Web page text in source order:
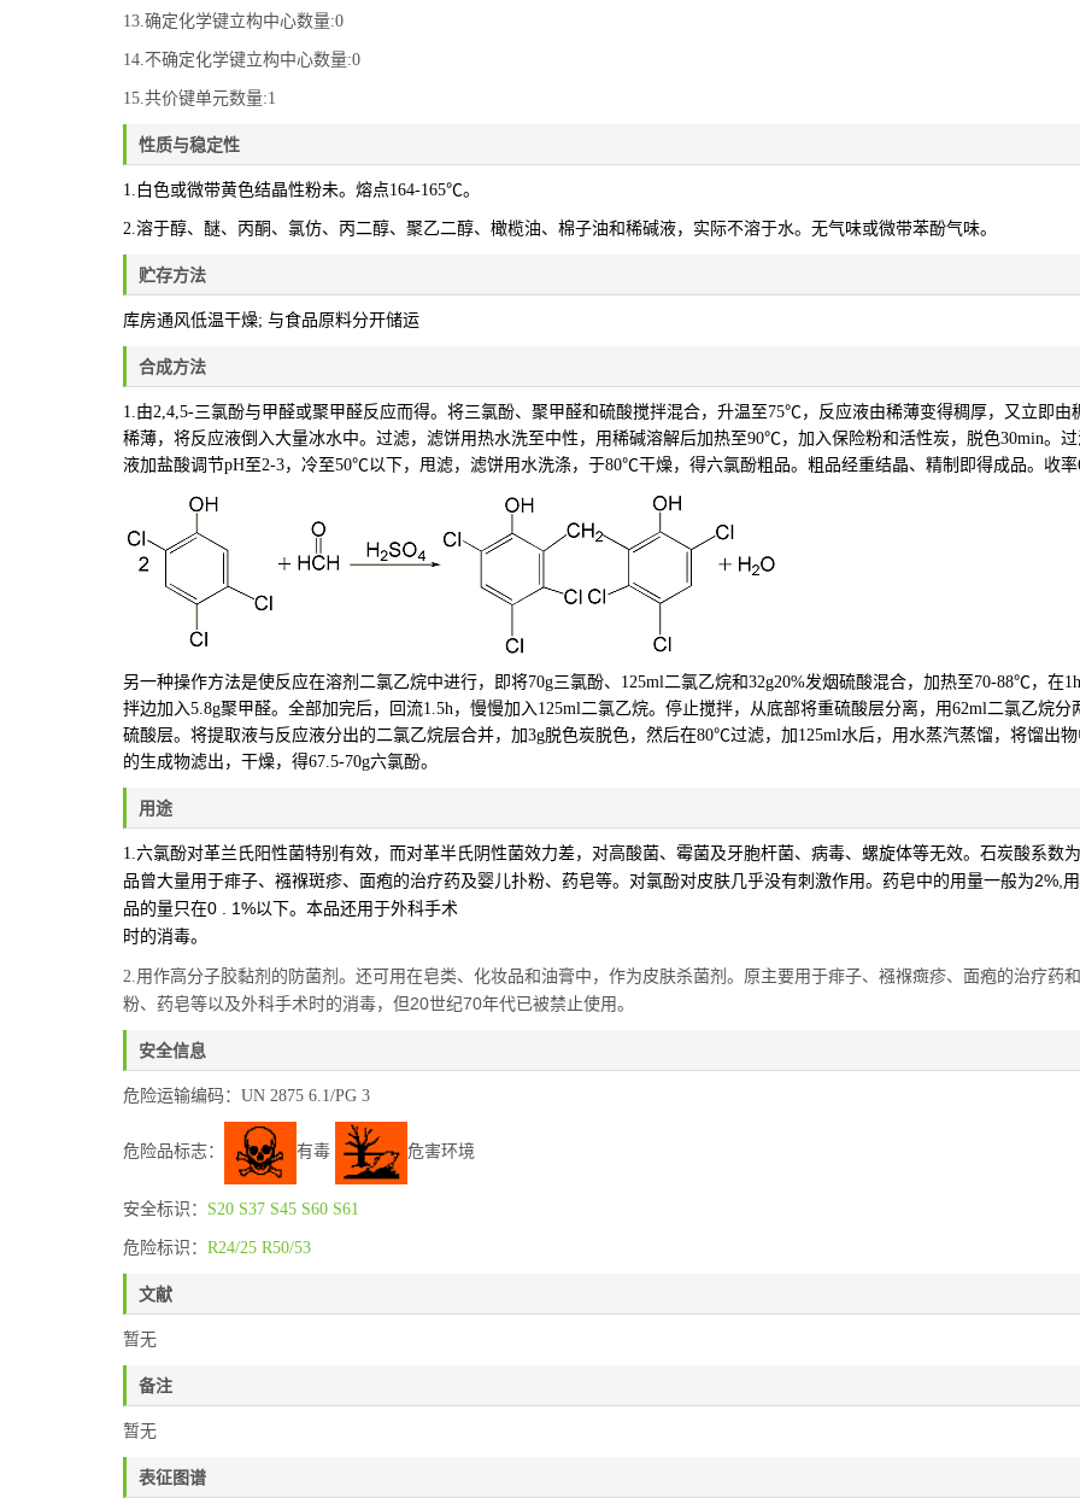
13.确定化学键立构中心数量:0
14.不确定化学键立构中心数量:0
15.共价键单元数量:1
性质与稳定性
1.白色或微带黄色结晶性粉未。熔点164-165℃。
2.溶于醇、醚、丙酮、氯仿、丙二醇、聚乙二醇、橄榄油、棉子油和稀碱液，实际不溶于水。无气味或微带苯酚气味。
贮存方法
库房通风低温干燥; 与食品原料分开储运
合成方法
1.由2,4,5-三氯酚与甲醛或聚甲醛反应而得。将三氯酚、聚甲醛和硫酸搅拌混合，升温至75℃，反应液由稀薄变得稠厚，又立即由
稀薄，将反应液倒入大量冰水中。过滤，滤饼用热水洗至中性，用稀碱溶解后加热至90℃，加入保险粉和活性炭，脱色30min。
液加盐酸调节pH至2-3，冷至50℃以下，甩滤，滤饼用水洗涤，于80℃干燥，得六氯酚粗品。粗品经重结晶、精制即得成品。收率
另一种操作方法是使反应在溶剂二氯乙烷中进行，即将70g三氯酚、125ml二氯乙烷和32g20%发烟硫酸混合，加热至70-88℃，在
拌边加入5.8g聚甲醛。全部加完后，回流1.5h，慢慢加入125ml二氯乙烷。停止搅拌，从底部将重硫酸层分离，用62ml二氯乙烷分
硫酸层。将提取液与反应液分出的二氯乙烷层合并，加3g脱色炭脱色，然后在80℃过滤，加125ml水后，用水蒸汽蒸馏，将馏出
的生成物滤出，干燥，得67.5-70g六氯酚。
用途
1.六氯酚对革兰氏阳性菌特别有效，而对革半氏阴性菌效力差，对高酸菌、霉菌及牙胞杆菌、病毒、螺旋体等无效。石炭酸系数
品曾大量用于痱子、襁褓斑疹、面疱的治疗药及婴儿扑粉、药皂等。对氯酚对皮肤几乎没有刺激作用。 药皂中的用量一般为2%,
品的量只在0 . 1%以下。本品还用于外科手术
时的消毒。
2. 用作高分子胶黏剂的防菌剂。还可用在皂类、化妆品和油膏中，作为皮肤杀菌剂。原主要用于痱子、襁褓癍疹、面疱的治疗药
粉、药皂等以及外科手术时的消毒，但20世纪70年代已被禁止使用。
安全信息
危险运输编码：UN 2875 6.1/PG 3
危险品标志： 有毒 危害环境
安全标识： S20 S37 S45 S60 S61
危险标识： R24/25 R50/53
文献
暂无
备注
暂无
表征图谱